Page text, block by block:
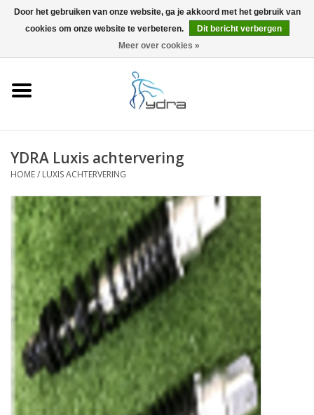
0 Artikelen - €0,00
Accessoires
Blog
YDRA Luxis achtervering
HOME/ LUXIS ACHTERVERING
Door het gebruiken van onze website, ga je akkoord met het gebruik van
cookies om onze website te verbeteren.
Dit bericht verbergen
Meer over cookies »